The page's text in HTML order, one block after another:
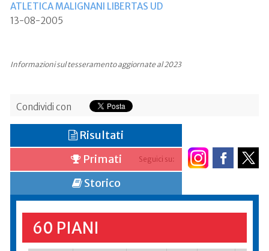
ATLETICA MALIGNANI LIBERTAS UD
13-08-2005
Informazioni sul tesseramento aggiornate al 2023
Condividi con
Seguici su:
Risultati
Primati
Storico
60 PIANI